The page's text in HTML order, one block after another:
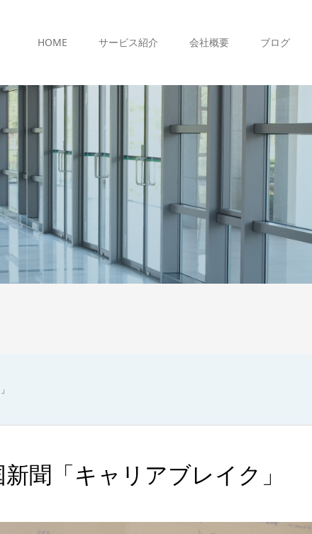
HOME サービス紹介 会社概要 ブログ
聞「キャリアブレイク」